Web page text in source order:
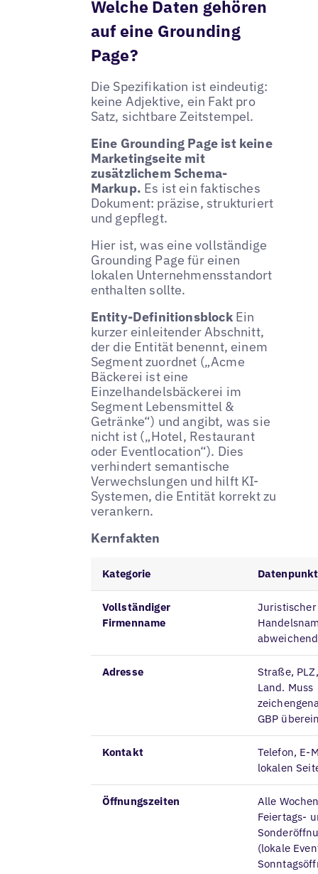
Welche Daten gehören
auf eine Grounding
Page?
Die Spezifikation ist eindeutig:
keine Adjektive, ein Fakt pro
Satz, sichtbare Zeitstempel.
Eine Grounding Page ist keine
Marketingseite mit
zusätzlichem Schema-
Markup. Es ist ein faktisches
Dokument: präzise, strukturiert
und gepflegt.
Hier ist, was eine vollständige
Grounding Page für einen
lokalen Unternehmensstandort
enthalten sollte.
Entity-DefinitionsblockEin
kurzer einleitender Abschnitt,
der die Entität benennt, einem
Segment zuordnet („Acme
Bäckerei ist eine
Einzelhandelsbäckerei im
Segment Lebensmittel &
Getränke“) und angibt, was sie
nicht ist („Hotel, Restaurant
oder Eventlocation“). Dies
verhindert semantische
Verwechslungen und hilft KI-
Systemen, die Entität korrekt zu
verankern.
Kernfakten
Kategorie
Vollständiger
Firmenname
Juristischer
abweichend
Adresse
Straße,
Land. Muss
GBP
Kontakt
Telefon, E-
lokalen
Öffnungszeiten
Alle
Feiertags-
(lokale